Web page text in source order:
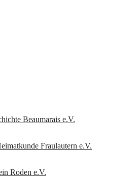
Beaumarais e.V.
Fraulautern e.V.
Roden e.V.